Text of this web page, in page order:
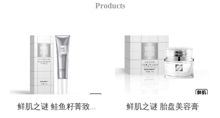
Products
鲜肌之谜 鲑鱼籽菁致眼霜 鲜肌之谜 胎盘美容膏